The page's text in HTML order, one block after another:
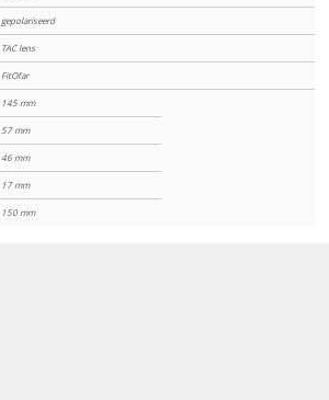
gepolariseerd
TAC lens
FitOfar
145 mm
57 mm
46 mm
17 mm
150 mm